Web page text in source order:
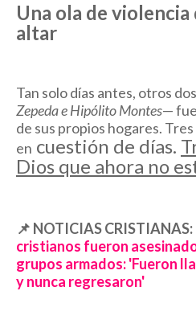
Una ola de violencia
altar
Tan solo días antes, otros
Zepeda e Hipólito Montes—
de sus propios hogares.
en cuestión de días.
Dios que ahora no
📌 NOTICIAS CRISTIANAS:
cristianos fueron
grupos armados: 'Fueron
y nunca regresaron'